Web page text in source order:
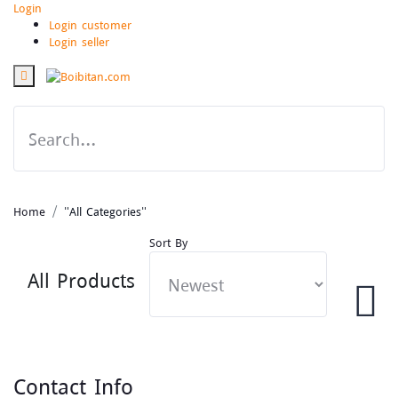
Login
Login customer
Login seller
Home "All Categories"
All Products
Sort By
Contact Info